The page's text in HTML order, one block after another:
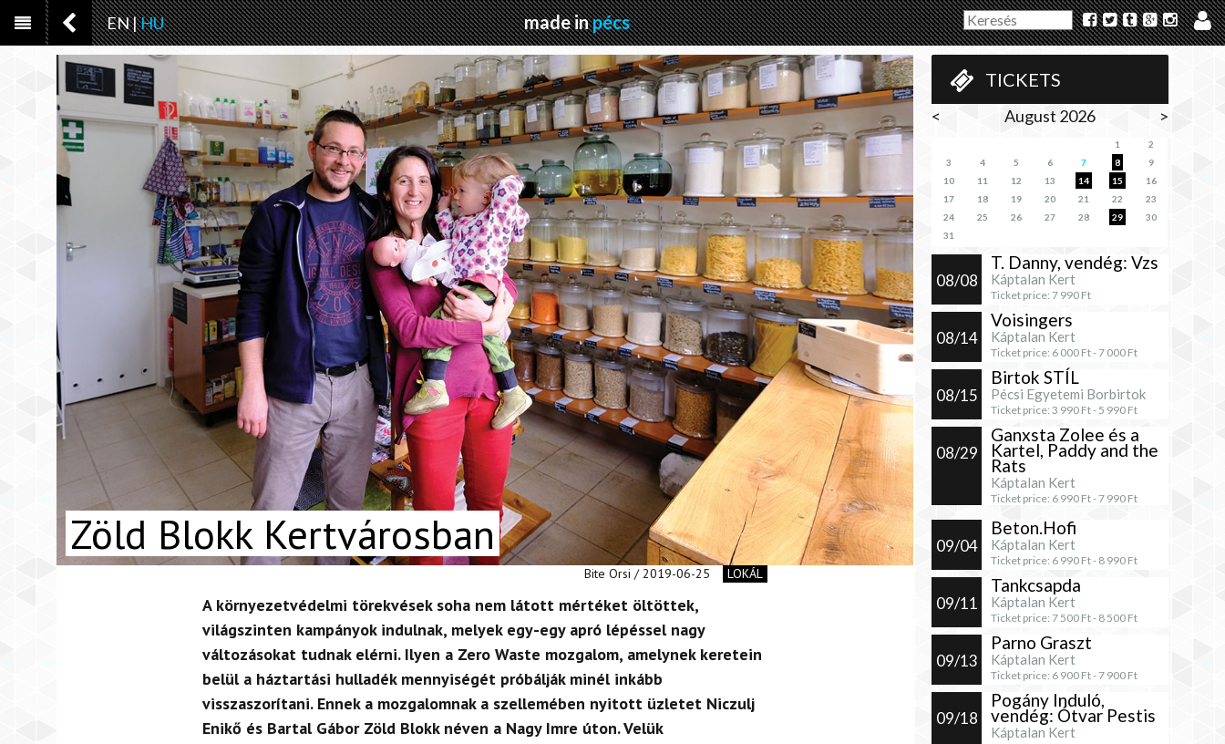
EN|HU made inpécs
TICKETS
< August 2026 >
1
2
3
4 5 6 7 8
9
10
11 12 13 14 15
16
17
18 19 20 21 22
23
24
25 26 27 28 29
30
31
08/08
T. Danny, vendég: Vzs
Káptalan Kert
Ticket price: 7 990 Ft
08/14
Voisingers
Káptalan Kert
Ticket price: 6 000 Ft -7 000 Ft
08/15
Birtok STÍL
Pécsi Egyetemi Borbirtok
Ticket price: 3 990 Ft - 5 990 Ft
08/29
Ganxsta Zolee és a
Kartel, Paddy and the
Rats
Káptalan Kert
Ticket price: 6 990 Ft -7 990 Ft
09/04
Beton.Hofi
Káptalan Kert
Ticket price: 6 990 Ft - 8 990 Ft
09/11
Tankcsapda
Káptalan Kert
Ticket price: 7 500 Ft - 8 500 Ft
09/13
Parno Graszt
Káptalan Kert
Ticket price: 6 900 Ft -7 900 Ft
09/18
Pogány Induló,
vendég: Ótvar Pestis
Káptalan Kert
Zöld Blokk Kertvárosban
Bite Orsi / 2019-06-25 LOKÁL
A környezetvédelmi törekvések soha nem látott mértéket öltöttek,
világszinten kampányok indulnak, melyek egy-egy apró lépéssel nagy
változásokat tudnak elérni. Ilyen a Zero Waste mozgalom, amelynek keretein
belül a háztartási hulladék mennyiségét próbálják minél inkább
visszaszorítani. Ennek a mozgalomnak a szellemében nyitott üzletet Niczulj
Enikő és Bartal Gábor Zöld Blokk néven a Nagy Imre úton. Velük